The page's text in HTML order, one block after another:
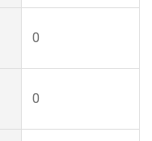
0
0